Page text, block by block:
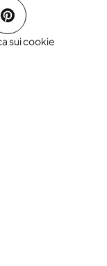
sui cookie